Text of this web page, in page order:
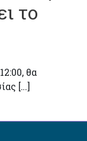
το
θα
[…]